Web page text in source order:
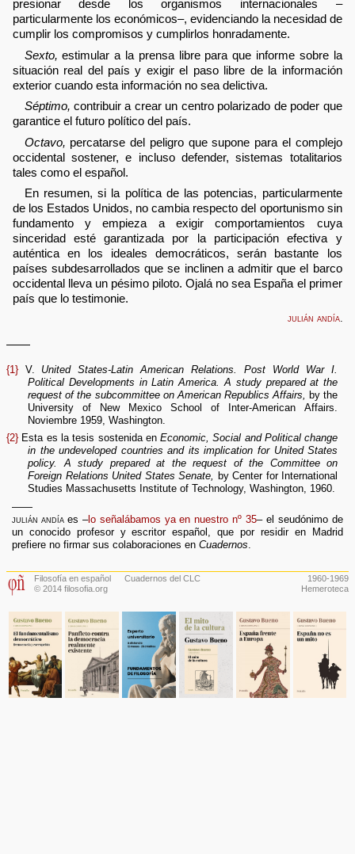
presionar desde los organismos internacionales –
particularmente los económicos–, evidenciando la necesidad de
cumplir los compromisos y cumplirlos honradamente.
Sexto, estimular a la prensa libre para que informe sobre la
situación real del país y exigir el paso libre de la información
exterior cuando esta información no sea delictiva.
Séptimo, contribuir a crear un centro polarizado de poder que
garantice el futuro político del país.
Octavo, percatarse del peligro que supone para el complejo
occidental sostener, e incluso defender, sistemas totalitarios
tales como el español.
En resumen, si la política de las potencias, particularmente
de los Estados Unidos, no cambia respecto del oportunismo sin
fundamento y empieza a exigir comportamientos cuya
sinceridad esté garantizada por la participación efectiva y
auténtica en los ideales democráticos, serán bastante los
países subdesarrollados que se inclinen a admitir que el barco
occidental lleva un pésimo piloto. Ojalá no sea España el primer
país que lo testimonie.
julián andía
——
{1} V. United States-Latin American Relations. Post World War I.
Political Developments in Latin America. A study prepared at the
request of the subcommittee on American Republics Affairs, by the
University of New Mexico School of Inter-American Affairs.
Noviembre 1959, Washington.
{2} Esta es la tesis sostenida enEconomic, Social and Political change
in the undeveloped countries and its implication for United States
policy. A study prepared at the request of the Committee on
Foreign Relations United States Senate, by Center for International
Studies Massachusetts Institute of Technology, Washington, 1960.
——
julián andíaes –lo señalábamos ya en nuestro nº 35– el seudónimo de
un conocido profesor y escritor español, que por residir en Madrid
prefiere no firmar sus colaboraciones en Cuadernos.
Filosofía en español
© 2014 filosofia.org
Cuadernos del CLC
1960-1969
Hemeroteca